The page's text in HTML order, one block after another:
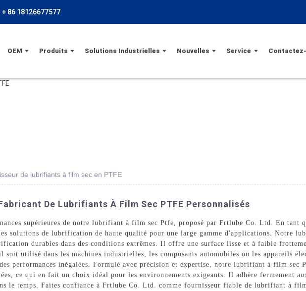
+ 86 18126677577
OEM Produits Solutions Industrielles Nouvelles Service
de lubrifiants à film sec en PTFE
De Lubrifiants À Film Sec PTFE Personnalisés
supérieures de notre lubrifiant à film sec Ptfe, proposé par Frtlube Co. Ltd. En tant
solutions de lubrification de haute qualité pour une large gamme d'applications. Notre
durables dans des conditions extrêmes. Il offre une surface lisse et à faible
soit utilisé dans les machines industrielles, les composants automobiles ou les appareils
performances inégalées. Formulé avec précision et expertise, notre lubrifiant à film sec
ce qui en fait un choix idéal pour les environnements exigeants. Il adhère fermement
le temps. Faites confiance à Frtlube Co. Ltd. comme fournisseur fiable de lubrifiant à